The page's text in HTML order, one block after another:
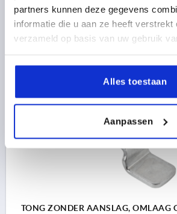
partners kunnen deze gegevens
informatie die u aan ze heeft verstrekt
verzameld op basis van uw gebruik
Alles toestaan
Aanpassen
PASSEND BIJ DRAAIGRENDEL KIPP
Bestelnummer: K0521.136X135
K0521
TONG ZONDER AANSLAG, OMLAAG